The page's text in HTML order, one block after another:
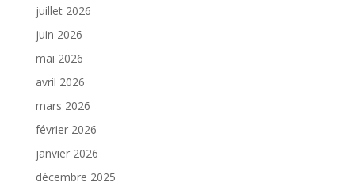
juillet 2026
juin 2026
mai 2026
avril 2026
mars 2026
février 2026
janvier 2026
décembre 2025